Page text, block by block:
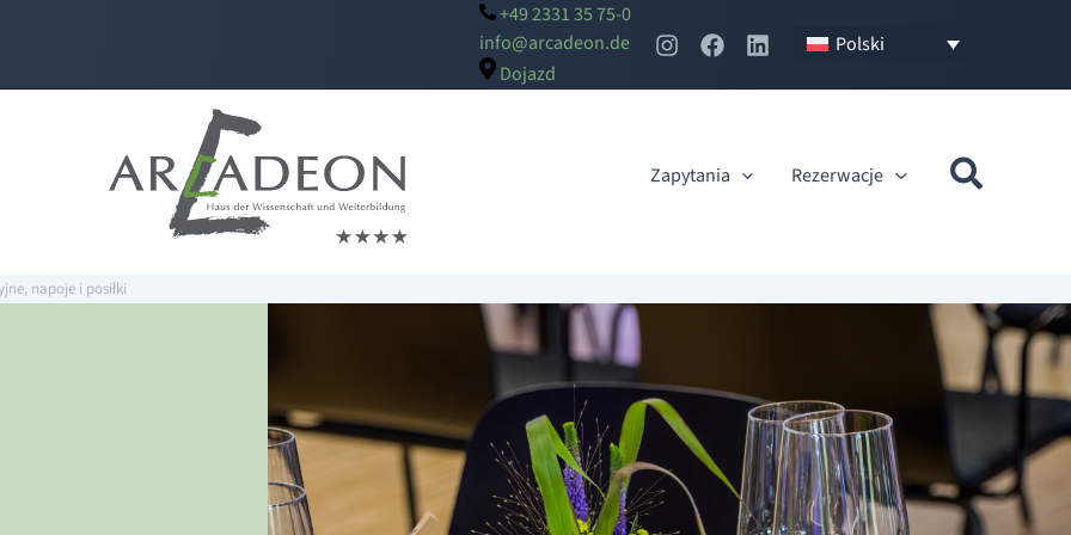
+49 2331 35 75-0
ed.no
edacr
a@ofn
i
Dojazd
Polski
Zapytania Rezerwacje
napoje i posiłki